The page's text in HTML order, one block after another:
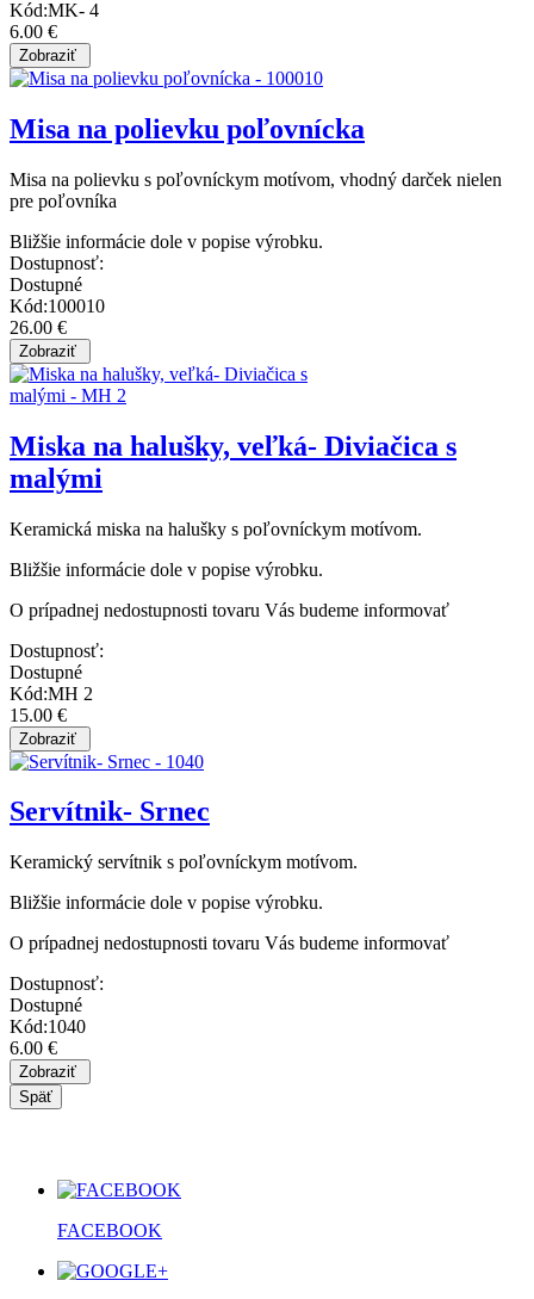
Kód:MK- 4
6.00 €
Misa na polievku poľovnícka
Misa na polievku s poľovníckym motívom, vhodný darček nielen
pre poľovníka
Bližšie informácie dole v popise výrobku.
Dostupnosť:
Dostupné
Kód:100010
26.00 €
Miska na halušky, veľká- Diviačica s
malými
Keramická miska na halušky s poľovníckym motívom.
Bližšie informácie dole v popise výrobku.
O prípadnej nedostupnosti tovaru Vás budeme informovať
Dostupnosť:
Dostupné
Kód:MH 2
15.00 €
Servítnik- Srnec
Keramický servítnik s poľovníckym motívom.
Bližšie informácie dole v popise výrobku.
O prípadnej nedostupnosti tovaru Vás budeme informovať
Dostupnosť:
Dostupné
Kód:1040
6.00 €
FACEBOOK